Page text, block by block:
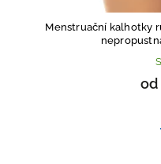
Menstruační kalhotky
od